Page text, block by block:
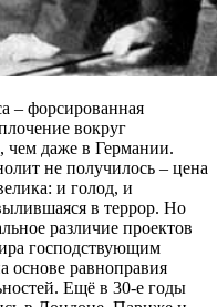
– форсированная
вокруг
чем даже в Германии.
не получилось – цена
и голод, и
в террор. Но
различие проектов
господствующим
основе равноправия
Ещё в 30-е годы